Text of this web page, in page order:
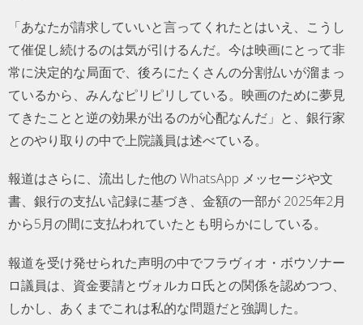
「あなたが請求していいと言ってくれたとはいえ、こうし
て催促し続けるのは気が引けるんだ。今は映画にとって非
常に決定的な局面で、後ろにたくさんの分割払いが溜まっ
ているから、みんなピリピリしている。映画のために夢見
てきたことと逆の効果が出るのが心配なんだ」と、銀行家
とのやり取りの中で上院議員は述べている。
報道はさらに、流出した他の WhatsApp メッセージや文
書、銀行の支払い記録に基づき、金額の一部が 2025年2月
から5月の間に支払われていたとも明らかにしている。
報道を受け発せられた声明の中でフラヴィオ・ボウソナー
ロ議員は、資金要請とヴォルカロ氏との関係を認めつつ、
しかし、あくまでこれは私的な問題だと強調した。